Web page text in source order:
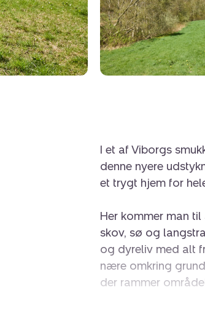
I et af Viborgs
denne nyere
et trygt hjem for
Her kommer man
skov, sø og
og dyreliv med alt
nære omkring
der rammer